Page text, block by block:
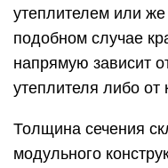
утеплителем или
подобном случае
напрямую зависит
утеплителя либо от
Толщина сечения
модульного